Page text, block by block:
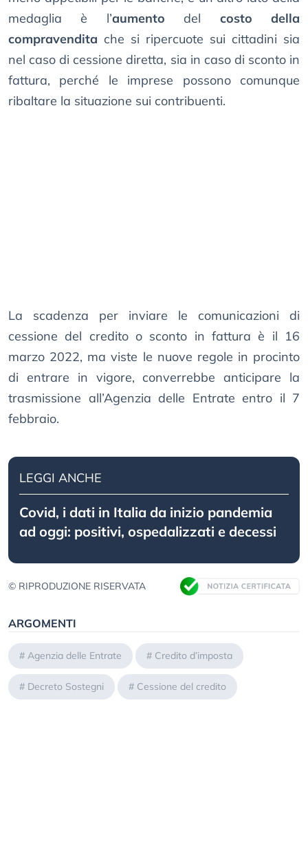
medaglia è l’aumento del costo della
compravendita che si ripercuote sui cittadini sia
nel caso di cessione diretta, sia in caso di sconto in
fattura, perché le imprese possono comunque
ribaltare la situazione sui contribuenti.
La scadenza per inviare le comunicazioni di
cessione del credito o sconto in fattura è il 16
marzo 2022, ma viste le nuove regole in procinto
di entrare in vigore, converrebbe anticipare la
trasmissione all’Agenzia delle Entrate entro il 7
febbraio.
LEGGI ANCHE
Covid, i dati in Italia da inizio pandemia
ad oggi: positivi, ospedalizzati e decessi
© RIPRODUZIONE RISERVATA
ARGOMENTI
# Agenzia delle Entrate # Credito d’imposta
# Decreto Sostegni # Cessione del credito